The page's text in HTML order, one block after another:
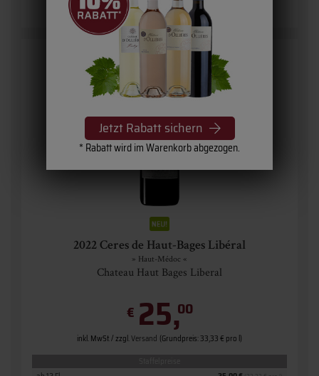
Jetzt Rabatt sichern
* Rabatt wird im Warenkorb abgezogen.
2022 Ceres de Haut-Bages Libéral
» Haut-Médoc «
Chateau Haut Bages Liberal
€ 25,00
inkl. MwSt. / zzgl.Versand (Grundpreis: 33,33 € pro l)